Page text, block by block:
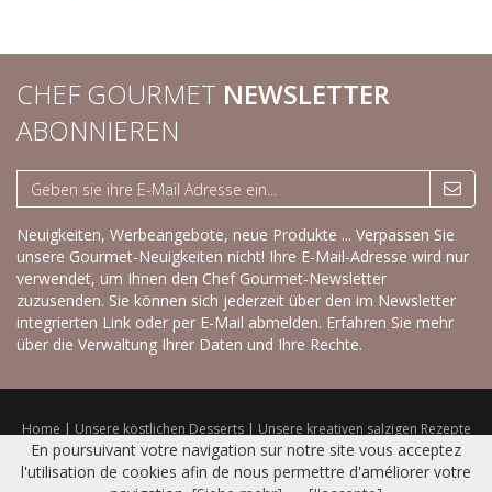
CHEF GOURMET NEWSLETTER
ABONNIEREN
Neuigkeiten, Werbeangebote, neue Produkte ... Verpassen Sie
unsere Gourmet-Neuigkeiten nicht! Ihre E-Mail-Adresse wird nur
verwendet, um Ihnen den Chef Gourmet-Newsletter
zuzusenden. Sie können sich jederzeit über den im Newsletter
integrierten Link oder per E-Mail abmelden. Erfahren Sie mehr
über die Verwaltung Ihrer Daten und Ihre Rechte.
Home | Unsere köstlichen Desserts | Unsere kreativen salzigen Rezepte
|Trockenprodukte|Frisches Sortiment| Katalog|Kontakt |Sitemap
Nutzungsbedingungen
© 2016 CHEF GOURMET - Réalisation Bexter
En poursuivant votre navigation sur notre site vous acceptez
l'utilisation de cookies afin de nous permettre d'améliorer votre